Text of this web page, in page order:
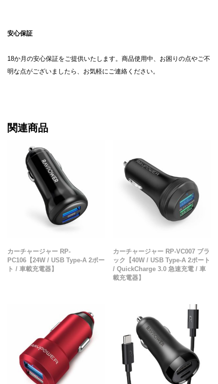
安心保証
18か月の安心保証をご提供いたします。商品使用中、お困りの点やご不
明な点がございましたら、お気軽にご連絡ください。
関連商品
カーチャージャー RP-
PC106【24W / USB Type-A 2ポー
ト / 車載充電器】
カーチャージャー RP-VC007 ブラ
ック【40W / USB Type-A 2ポート
/ QuickCharge 3.0 急速充電 / 車
載充電器】